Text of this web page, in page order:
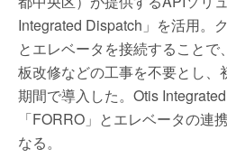
Integrated Dispatch」を活用。
とエレベータを接続すること
板改修などの工事を不要とし、
期間で導入した。Otis
「FORRO」とエレベータの連
なる。